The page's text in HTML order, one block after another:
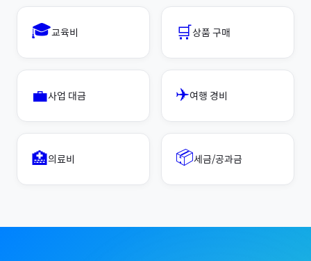
🎓교육비 🛒상품 구매
💼사업 대금 ✈️여행 경비
🏥의료비 📦세금/공과금